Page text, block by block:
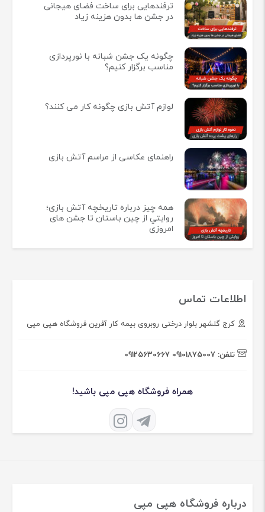
ترفندهایی برای ساخت فضای هیجانی
در جشن ها بدون هزینه زیاد
چگونه یک جشن شبانه با نورپردازی
مناسب برگزار کنیم؟
لوازم آتش بازی چگونه کار می کنند؟
راهنمای عکاسی از مراسم آتش بازی
همه چيز درباره تاريخچه آتش بازی؛
روايتي از چين باستان تا جشن های
امروزی
اطلاعات تماس
کرج گلشهر بلوار درختی روبروی بیمه کار آفرین فروشگاه هپی مپی
تلفن: 09101875007
09125630667
همراه فروشگاه هپی مپی باشید!
درباره فروشگاه هپی مپی